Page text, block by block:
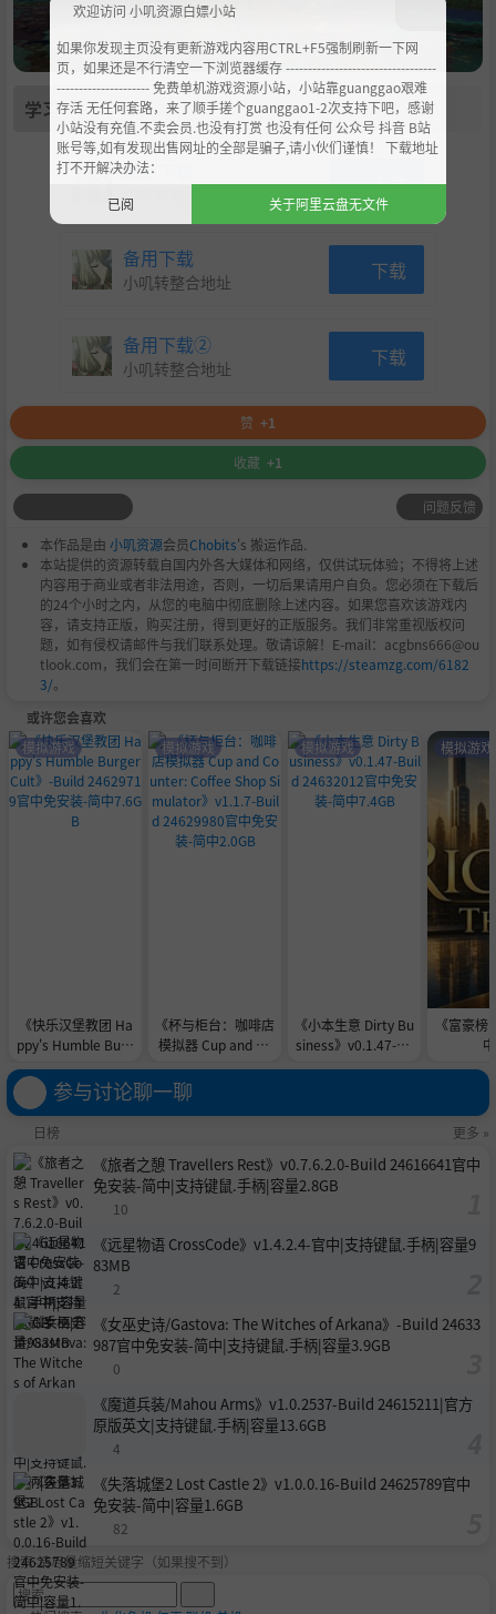
学习
跳转下载
小叽转整合地址 下载
备用下载
小叽转整合地址 下载
备用下载②
小叽转整合地址 下载
赞 +1
收藏 +1
问题反馈
本作品是由 小叽资源会员Chobits's 搬运作品.
本站提供的资源转载自国内外各大媒体和网络，仅供试玩体验；不得将上述
内容用于商业或者非法用途，否则，一切后果请用户自负。您必须在下载后
的24个小时之内，从您的电脑中彻底删除上述内容。如果您喜欢该游戏内
容，请支持正版，购买注册，得到更好的正版服务。我们非常重视版权问
题，如有侵权请邮件与我们联系处理。敬请谅解！E-mail：acgbns666@ou
tlook.com，我们会在第一时间断开下载链接https://steamzg.com/6182
3/。
或许您会喜欢
《快乐汉堡教团 Ha
ppy's Humble Burg
29719官中免安装-
简中7.6GB
模拟游戏
《杯与柜台：咖啡店
模拟器 Cup and Co
Simulator》v1.1.7-
Build 24629980官
模拟游戏
《小本生意 Dirty Bu
siness》v0.1.47-Bu
模拟游戏
《富豪
模拟游戏
参与讨论聊一聊
日榜 更多 »
《旅者之憩 Travellers Rest》v0.7.6.2.0-Build 24616641官中
免安装-简中|支持键鼠.手柄|容量2.8GB
10
《远星物语 CrossCode》v1.4.2.4-官中|支持键鼠.手柄|容量9
83MB
2
《女巫史诗/Gastova: The Witches of Arkana》-Build 24633
987官中免安装-简中|支持键鼠.手柄|容量3.9GB
0
《魔道兵装/Mahou Arms》v1.0.2537-Build 24615211|官方
原版英文|支持键鼠.手柄|容量13.6GB
4
《失落城堡2 Lost Castle 2》v1.0.0.16-Build 24625789官中
免安装-简中|容量1.6GB
82
搜索-请尽量缩短关键字（如果搜不到）
欢迎访问 小叽资源白嫖小站
如果你发现主页没有更新游戏内容用CTRL+F5强制刷新一下网
页，如果还是不行清空一下浏览器缓存 ----------------------------------
--------------------- 免费单机游戏资源小站，小站靠guanggao艰难
存活 无任何套路，来了顺手搓个guanggao1-2次支持下吧，感谢
小站没有充值.不卖会员.也没有打赏 也没有任何 公众号 抖音 B站
账号等,如有发现出售网址的全部是骗子,请小伙们谨慎！ 下载地址
打不开解决办法：
已阅
关于阿里云盘无文件